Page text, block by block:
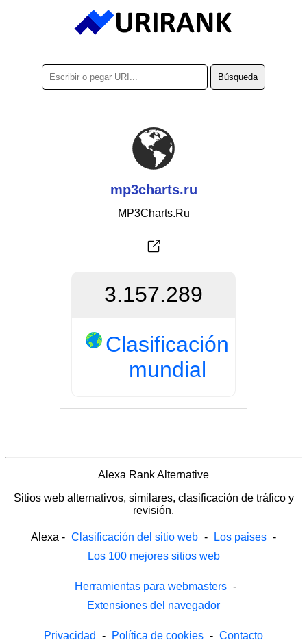
mp3charts.ru
MP3Charts.Ru
3.157.289
Clasificación
mundial
Alexa Rank Alternative
Sitios web alternativos, similares, clasificación de tráfico y
revisión.
Alexa - Clasificación del sitio web - Los paises -
Los 100 mejores sitios web
Herramientas para webmasters -
Extensiones del navegador
Privacidad - Política de cookies - Contacto